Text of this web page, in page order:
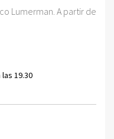
Lumerman. A partir de
19.30